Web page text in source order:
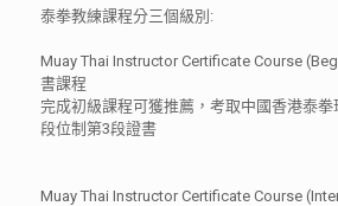
泰拳教練課程分三個級別:
Muay Thai Instructor Certificate Course
書課程
完成初級課程可獲推薦，考取中國香港泰
段位制第3段證書
Muay Thai Instructor Certificate Course